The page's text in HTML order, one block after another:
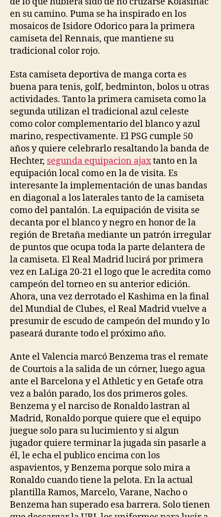
en su camino. Puma se ha inspirado en los
mosaicos de Isidore Odorico para la primera
camiseta del Rennais, que mantiene su
tradicional color rojo.
Esta camiseta deportiva de manga corta es
buena para tenis, golf, bedminton, bolos u otras
actividades. Tanto la primera camiseta como la
segunda utilizan el tradicional azul celeste
como color complementario del blanco y azul
marino, respectivamente. El PSG cumple 50
años y quiere celebrarlo resaltando la banda de
Hechter, segunda equipacion ajaxtanto en la
equipación local como en la de visita. Es
interesante la implementación de unas bandas
en diagonal a los laterales tanto de la camiseta
como del pantalón. La equipación de visita se
decanta por el blanco y negro en honor de la
región de Bretaña mediante un patrón irregular
de puntos que ocupa toda la parte delantera de
la camiseta. El Real Madrid lucirá por primera
vez en LaLiga 20-21 el logo que le acredita como
campeón del torneo en su anterior edición.
Ahora, una vez derrotado el Kashima en la final
del Mundial de Clubes, el Real Madrid vuelve a
presumir de escudo de campeón del mundo y lo
paseará durante todo el próximo año.
Ante el Valencia marcó Benzema tras el remate
de Courtois a la salida de un córner, luego agua
ante el Barcelona y el Athletic y en Getafe otra
vez a balón parado, los dos primeros goles.
Benzema y el narciso de Ronaldo lastran al
Madrid, Ronaldo porque quiere que el equipo
juegue solo para su lucimiento y si algun
jugador quiere terminar la jugada sin pasarle a
él, le echa el publico encima con los
aspavientos, y Benzema porque solo mira a
Ronaldo cuando tiene la pelota. En la actual
plantilla Ramos, Marcelo, Varane, Nacho o
Benzema han superado esa barrera. Solo tienen